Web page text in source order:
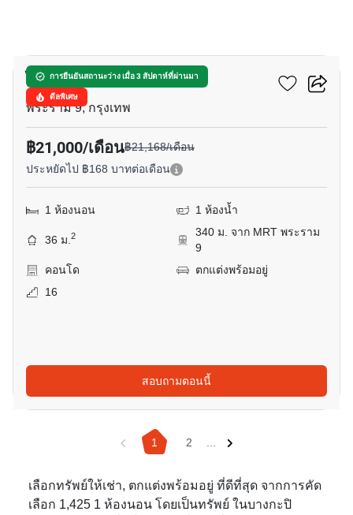
การยืนยันสถานะว่าง เมื่อ 3 สัปดาห์ที่ผ่านมา
ดีลพิเศษ
ไอดีโอ พระราม 9 - อโศก
พระราม 9, กรุงเทพ
฿21,000/เดือน฿21,168/เดือน
ประหยัดไป ฿168 บาทต่อเดือน
1 ห้องนอน 1 ห้องน้ำ
36 ม.2
340 ม. จาก MRT พระราม
9
คอนโด
ตกแต่งพร้อมอยู่
16
สอบถามตอนนี้
1 2 ...
เลือกทรัพย์ให้เช่า, ตกแต่งพร้อมอยู่ ที่ดีที่สุด จากการคัด
เลือก 1,425 1 ห้องนอน โดยเป็นทรัพย์ ในบางกะปิ